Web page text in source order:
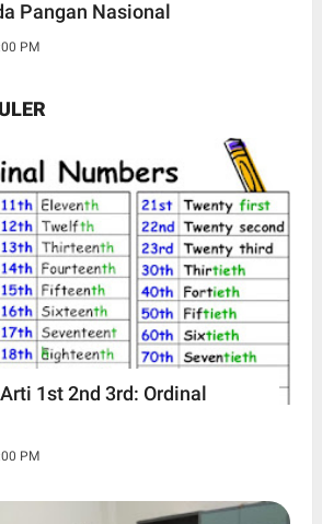
Pangan Nasional
PM
1st 2nd 3rd: Ordinal
PM